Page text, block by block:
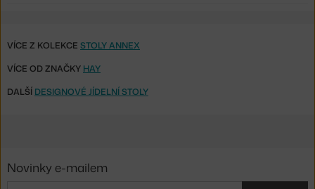
VÍCE Z KOLEKCE STOLY ANNEX
VÍCE OD ZNAČKY HAY
DALŠÍ DESIGNOVÉ JÍDELNÍ STOLY
Novinky e-mailem